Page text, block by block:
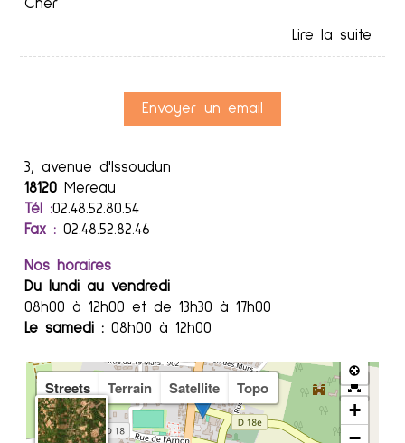
Cher
Envoyer un email
3, avenue d'Issoudun
18120Mereau
Tél :02.48.52.80.54
Fax : 02.48.52.82.46
Nos horaires
Du lundi au vendredi
08h00 à 12h00 et de 13h30 à 17h00
Le samedi : 08h00 à 12h00
Streets Terrain Satellite Topo
+
−